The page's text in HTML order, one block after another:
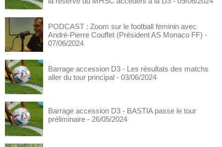
PODCAST : Zoom sur le football féminin avec
André-Pierre Couffet (Président AS Monaco FF) -
07/06/2024
Barrage accession D3 - Les résultats des matchs
aller du tour principal - 03/06/2024
Barrage accession D3 - BASTIA passe le tour
préliminaire - 26/05/2024